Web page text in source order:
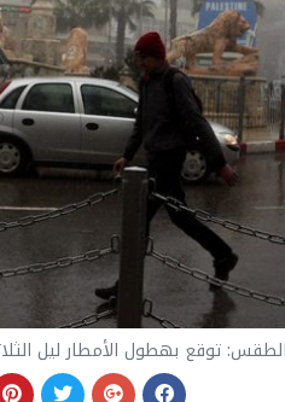
الطقس: توقع بهطول الأمطار ليل